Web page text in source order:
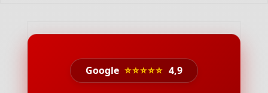
Google ⭐⭐⭐⭐⭐ 4,9